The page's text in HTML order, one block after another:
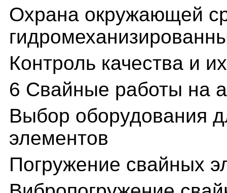
Охрана окружающей
Контроль качества и
6 Свайные работы на
Выбор оборудования
элементов
Погружение свайных